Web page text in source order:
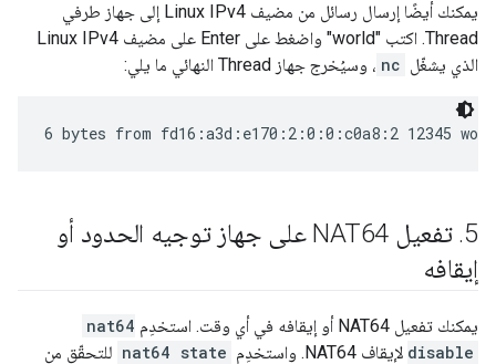
يمكنك أيضًا إرسال رسائل من مضيف Linux IPv4 إلى جهاز طرفي
Thread. اكتب "world" واضغط على Enter على مضيف Linux IPv4
الذي يشغّل nc ، وسيُخرج جهاز Thread النهائي ما يلي:
5
.
تفعيل NAT64 على جهاز توجيه الحدود أو
إيقافه
يمكنك تفعيل NAT64 أو إيقافه في أي وقت. استخدِم
nat64
disable لإيقاف NAT64. واستخدِم nat64 state للتحقّق من